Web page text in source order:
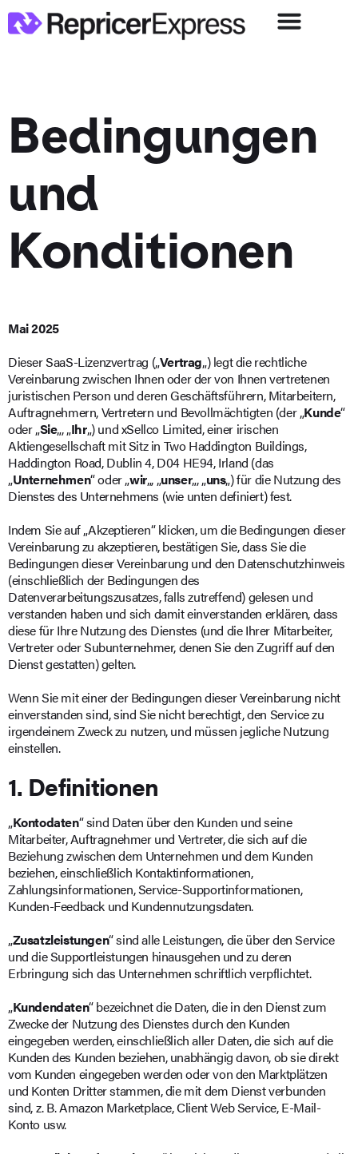
Bedingungen
und
Konditionen
Mai 2025
Dieser SaaS-Lizenzvertrag („Vertrag„) legt die rechtliche
Vereinbarung zwischen Ihnen oder der von Ihnen vertretenen
juristischen Person und deren Geschäftsführern, Mitarbeitern,
Auftragnehmern, Vertretern und Bevollmächtigten (der „Kunde“
oder „Sie„, „Ihr„) und xSellco Limited, einer irischen
Aktiengesellschaft mit Sitz in Two Haddington Buildings,
Haddington Road, Dublin 4, D04 HE94, Irland (das
„Unternehmen“ oder „wir„, „unser„, „uns„) für die Nutzung des
Dienstes des Unternehmens (wie unten definiert) fest.
Indem Sie auf „Akzeptieren“ klicken, um die Bedingungen dieser
Vereinbarung zu akzeptieren, bestätigen Sie, dass Sie die
Bedingungen dieser Vereinbarung und den Datenschutzhinweis
(einschließlich der Bedingungen des
Datenverarbeitungszusatzes, falls zutreffend) gelesen und
verstanden haben und sich damit einverstanden erklären, dass
diese für Ihre Nutzung des Dienstes (und die Ihrer Mitarbeiter,
Vertreter oder Subunternehmer, denen Sie den Zugriff auf den
Dienst gestatten) gelten.
Wenn Sie mit einer der Bedingungen dieser Vereinbarung nicht
einverstanden sind, sind Sie nicht berechtigt, den Service zu
irgendeinem Zweck zu nutzen, und müssen jegliche Nutzung
einstellen.
1. Definitionen
„Kontodaten“ sind Daten über den Kunden und seine
Mitarbeiter, Auftragnehmer und Vertreter, die sich auf die
Beziehung zwischen dem Unternehmen und dem Kunden
beziehen, einschließlich Kontaktinformationen,
Zahlungsinformationen, Service-Supportinformationen,
Kunden-Feedback und Kundennutzungsdaten.
„Zusatzleistungen“ sind alle Leistungen, die über den Service
und die Supportleistungen hinausgehen und zu deren
Erbringung sich das Unternehmen schriftlich verpflichtet.
„Kundendaten“ bezeichnet die Daten, die in den Dienst zum
Zwecke der Nutzung des Dienstes durch den Kunden
eingegeben werden, einschließlich aller Daten, die sich auf die
Kunden des Kunden beziehen, unabhängig davon, ob sie direkt
vom Kunden eingegeben werden oder von den Marktplätzen
und Konten Dritter stammen, die mit dem Dienst verbunden
sind, z. B. Amazon Marketplace, Client Web Service, E-Mail-
Konto usw.